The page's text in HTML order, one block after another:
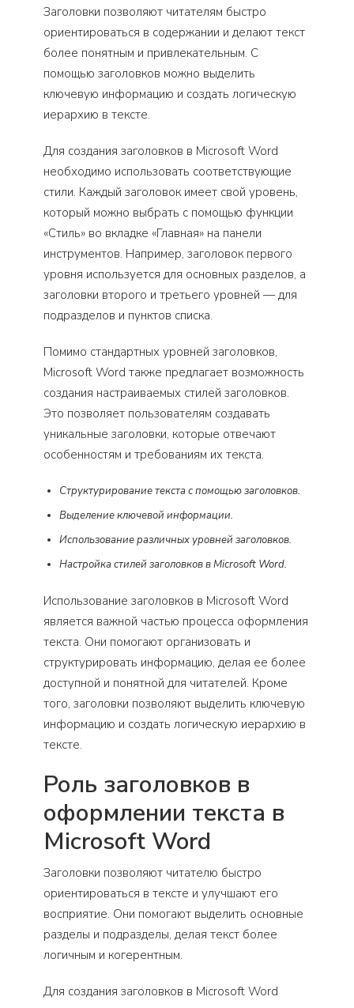
Заголовки позволяют читателям быстро
ориентироваться в содержании и делают текст
более понятным и привлекательным. С
помощью заголовков можно выделить
ключевую информацию и создать логическую
иерархию в тексте.
Для создания заголовков в Microsoft Word
необходимо использовать соответствующие
стили. Каждый заголовок имеет свой уровень,
который можно выбрать с помощью функции
«Стиль» во вкладке «Главная» на панели
инструментов. Например, заголовок первого
уровня используется для основных разделов, а
заголовки второго и третьего уровней — для
подразделов и пунктов списка.
Помимо стандартных уровней заголовков,
Microsoft Word также предлагает возможность
создания настраиваемых стилей заголовков.
Это позволяет пользователям создавать
уникальные заголовки, которые отвечают
особенностям и требованиям их текста.
Структурирование текста с помощью заголовков.
Выделение ключевой информации.
Использование различных уровней заголовков.
Настройка стилей заголовков в Microsoft Word.
Использование заголовков в Microsoft Word
является важной частью процесса оформления
текста. Они помогают организовать и
структурировать информацию, делая ее более
доступной и понятной для читателей. Кроме
того, заголовки позволяют выделить ключевую
информацию и создать логическую иерархию в
тексте.
Роль заголовков в
оформлении текста в
Microsoft Word
Заголовки позволяют читателю быстро
ориентироваться в тексте и улучшают его
восприятие. Они помогают выделить основные
разделы и подразделы, делая текст более
логичным и когерентным.
Для создания заголовков в Microsoft Word